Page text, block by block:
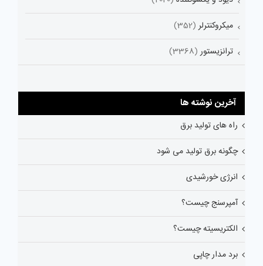
میکروکنترلر (352)
ترانزیستور (3368)
آخرین نوشته ها
راه های تولید برق
چگونه برق تولید می شود
انرژی خورشیدی
آمپرسنج چیست؟
الکتریسیته چیست؟
برد مدار چاپی